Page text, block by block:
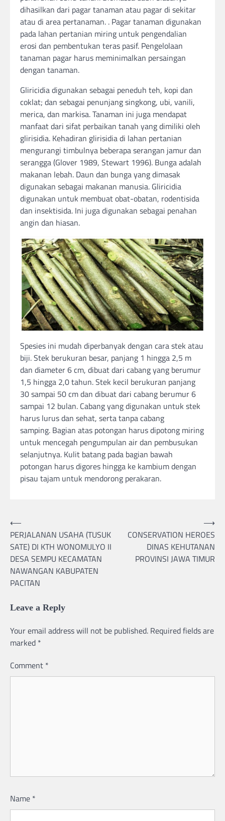
dihasilkan dari pagar tanaman atau pagar di sekitar
atau di area pertanaman. . Pagar tanaman digunakan
pada lahan pertanian miring untuk pengendalian
erosi dan pembentukan teras pasif. Pengelolaan
tanaman pagar harus meminimalkan persaingan
dengan tanaman.
Gliricidia digunakan sebagai peneduh teh, kopi dan
coklat; dan sebagai penunjang singkong, ubi, vanili,
merica, dan markisa. Tanaman ini juga mendapat
manfaat dari sifat perbaikan tanah yang dimiliki oleh
glirisidia. Kehadiran glirisidia di lahan pertanian
mengurangi timbulnya beberapa serangan jamur dan
serangga (Glover 1989, Stewart 1996). Bunga adalah
makanan lebah. Daun dan bunga yang dimasak
digunakan sebagai makanan manusia. Gliricidia
digunakan untuk membuat obat-obatan, rodentisida
dan insektisida. Ini juga digunakan sebagai penahan
angin dan hiasan.
Spesies ini mudah diperbanyak dengan cara stek atau
biji. Stek berukuran besar, panjang 1 hingga 2,5 m
dan diameter 6 cm, dibuat dari cabang yang berumur
1,5 hingga 2,0 tahun. Stek kecil berukuran panjang
30 sampai 50 cm dan dibuat dari cabang berumur 6
sampai 12 bulan. Cabang yang digunakan untuk stek
harus lurus dan sehat, serta tanpa cabang
samping. Bagian atas potongan harus dipotong miring
untuk mencegah pengumpulan air dan pembusukan
selanjutnya. Kulit batang pada bagian bawah
potongan harus digores hingga ke kambium dengan
pisau tajam untuk mendorong perakaran.
Post
navigation
⟵
PERJALANAN USAHA (TUSUK
SATE) DI KTH WONOMULYO II
DESA SEMPU KECAMATAN
NAWANGAN KABUPATEN
PACITAN
CONSERVATION HEROES
DINAS KEHUTANAN
PROVINSI JAWA TIMUR
⟶
Leave a Reply
Your email address will not be published. Required fields are
marked *
Comment *
Name *